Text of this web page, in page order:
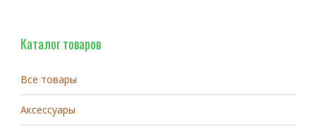
Каталог товаров
Все товары
Аксессуары